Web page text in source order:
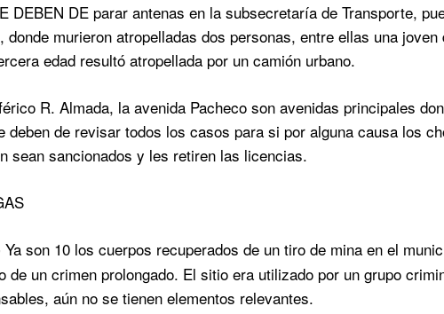
DEBEN DE parar antenas en la subsecretaría de Transporte,
donde murieron atropelladas dos personas, entre ellas una
edad resultó atropellada por un camión urbano.
R. Almada, la avenida Pacheco son avenidas principales
deben de revisar todos los casos para si por alguna causa los
sean sancionados y les retiren las licencias.
Ya son 10 los cuerpos recuperados de un tiro de mina en el
de un crimen prolongado. El sitio era utilizado por un grupo
aún no se tienen elementos relevantes.